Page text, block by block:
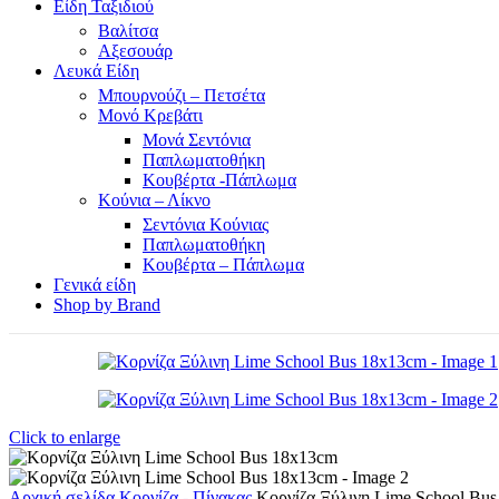
Είδη Ταξιδιού
Βαλίτσα
Αξεσουάρ
Λευκά Είδη
Μπουρνούζι – Πετσέτα
Μονό Κρεβάτι
Μονά Σεντόνια
Παπλωματοθήκη
Κουβέρτα -Πάπλωμα
Κούνια – Λίκνο
Σεντόνια Κούνιας
Παπλωματοθήκη
Κουβέρτα – Πάπλωμα
Γενικά είδη
Shop by Brand
Click to enlarge